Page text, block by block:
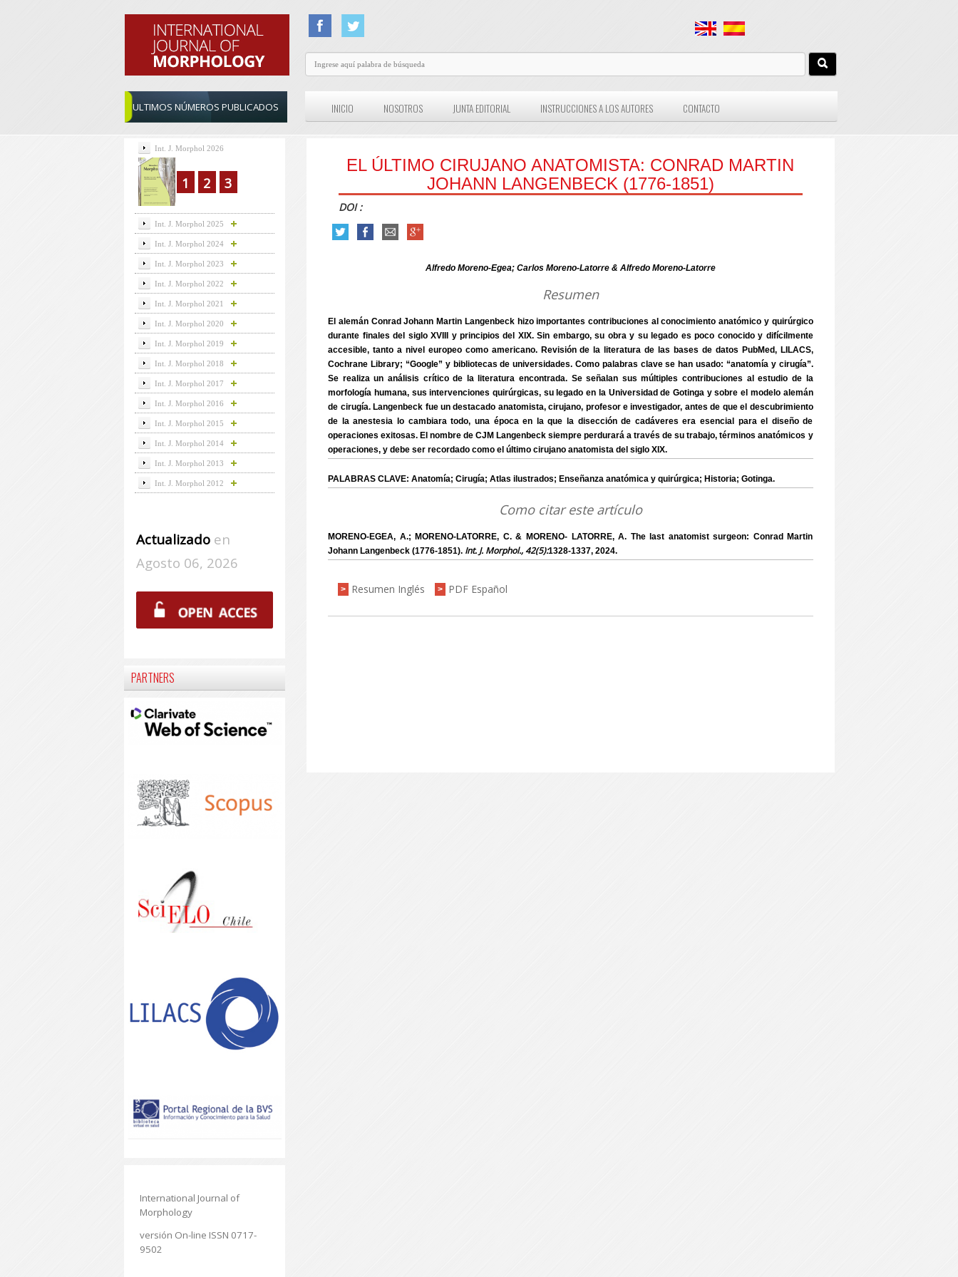
ULTIMOS NÚMEROS PUBLICADOS INICIO NOSOTROS JUNTA EDITORIAL INSTRUCCIONES A LOS AUTORES CONTACTO
EL ÚLTIMO CIRUJANO ANATOMISTA: CONRAD MARTIN
JOHANN LANGENBECK (1776-1851)
DOI :
Alfredo Moreno-Egea; Carlos Moreno-Latorre & Alfredo Moreno-Latorre
Resumen
El alemán Conrad Johann Martin Langenbeck hizo importantes contribuciones al conocimiento anatómico y quirúrgico
durante finales del siglo XVIII y principios del XIX. Sin embargo, su obra y su legado es poco conocido y difícilmente
accesible, tanto a nivel europeo como americano. Revisión de la literatura de las bases de datos PubMed, LILACS,
Cochrane Library; “Google” y bibliotecas de universidades. Como palabras clave se han usado: “anatomía y cirugía”.
Se realiza un análisis crítico de la literatura encontrada. Se señalan sus múltiples contribuciones al estudio de la
morfología humana, sus intervenciones quirúrgicas, su legado en la Universidad de Gotinga y sobre el modelo alemán
de cirugía. Langenbeck fue un destacado anatomista, cirujano, profesor e investigador, antes de que el descubrimiento
de la anestesia lo cambiara todo, una época en la que la disección de cadáveres era esencial para el diseño de
operaciones exitosas. El nombre de CJM Langenbeck siempre perdurará a través de su trabajo, términos anatómicos y
operaciones, y debe ser recordado como el último cirujano anatomista del siglo XIX.
PALABRAS CLAVE: Anatomía; Cirugía; Atlas ilustrados; Enseñanza anatómica y quirúrgica; Historia; Gotinga.
Como citar este artículo
MORENO-EGEA, A.; MORENO-LATORRE, C. & MORENO- LATORRE, A. The last anatomist surgeon: Conrad Martin
Johann Langenbeck (1776-1851). Int. J. Morphol., 42(5):1328-1337, 2024.
> Resumen Inglés > PDF Español
Int. J. Morphol 2026
1 2 3
Int. J. Morphol 2025
Int. J. Morphol 2024
Int. J. Morphol 2023
Int. J. Morphol 2022
Int. J. Morphol 2021
Int. J. Morphol 2020
Int. J. Morphol 2019
Int. J. Morphol 2018
Int. J. Morphol 2017
Int. J. Morphol 2016
Int. J. Morphol 2015
Int. J. Morphol 2014
Int. J. Morphol 2013
Int. J. Morphol 2012
Actualizadoen
Agosto 06, 2026
PARTNERS
International Journal of
Morphology
versión On-line ISSN 0717-
9502